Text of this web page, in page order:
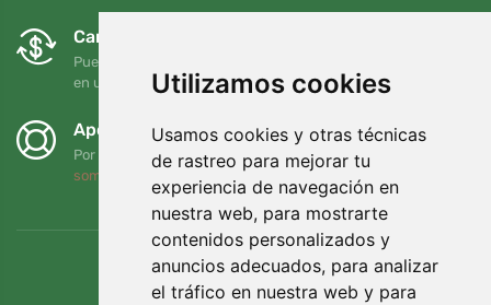
Utilizamos cookies
Usamos cookies y otras técnicas
de rastreo para mejorar tu
experiencia de navegación en
nuestra web, para mostrarte
contenidos personalizados y
anuncios adecuados, para analizar
el tráfico en nuestra web y para
Cambios y devoluciones gratuitos
Puede devolver o cambiar su pedido en cualquier momento
en un plazo de 90 días
Apoyamos a Trees.org
Por cada pedido plantamos un árbol. Leer más
somos